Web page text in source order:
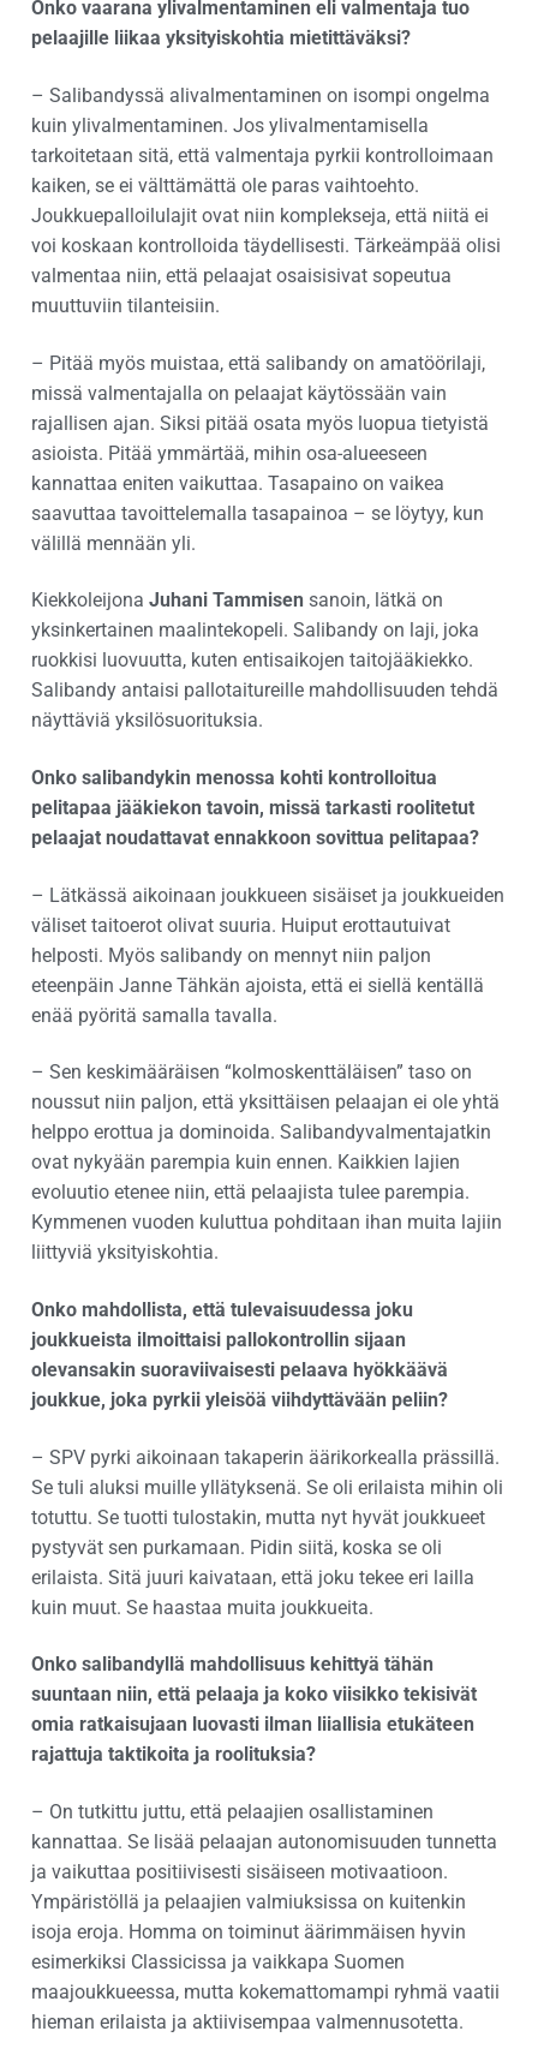
Onko vaarana ylivalmentaminen eli valmentaja tuo
pelaajille liikaa yksityiskohtia mietittäväksi?
– Salibandyssä alivalmentaminen on isompi ongelma
kuin ylivalmentaminen. Jos ylivalmentamisella
tarkoitetaan sitä, että valmentaja pyrkii kontrolloimaan
kaiken, se ei välttämättä ole paras vaihtoehto.
Joukkuepalloilulajit ovat niin komplekseja, että niitä ei
voi koskaan kontrolloida täydellisesti. Tärkeämpää olisi
valmentaa niin, että pelaajat osaisisivat sopeutua
muuttuviin tilanteisiin.
– Pitää myös muistaa, että salibandy on amatöörilaji,
missä valmentajalla on pelaajat käytössään vain
rajallisen ajan. Siksi pitää osata myös luopua tietyistä
asioista. Pitää ymmärtää, mihin osa-alueeseen
kannattaa eniten vaikuttaa. Tasapaino on vaikea
saavuttaa tavoittelemalla tasapainoa – se löytyy, kun
välillä mennään yli.
Kiekkoleijona Juhani Tammisen sanoin, lätkä on
yksinkertainen maalintekopeli. Salibandy on laji, joka
ruokkisi luovuutta, kuten entisaikojen taitojääkiekko.
Salibandy antaisi pallotaitureille mahdollisuuden tehdä
näyttäviä yksilösuorituksia.
Onko salibandykin menossa kohti kontrolloitua
pelitapaa jääkiekon tavoin, missä tarkasti roolitetut
pelaajat noudattavat ennakkoon sovittua pelitapaa?
– Lätkässä aikoinaan joukkueen sisäiset ja joukkueiden
väliset taitoerot olivat suuria. Huiput erottautuivat
helposti. Myös salibandy on mennyt niin paljon
eteenpäin Janne Tähkän ajoista, että ei siellä kentällä
enää pyöritä samalla tavalla.
– Sen keskimääräisen “kolmoskenttäläisen” taso on
noussut niin paljon, että yksittäisen pelaajan ei ole yhtä
helppo erottua ja dominoida. Salibandyvalmentajatkin
ovat nykyään parempia kuin ennen. Kaikkien lajien
evoluutio etenee niin, että pelaajista tulee parempia.
Kymmenen vuoden kuluttua pohditaan ihan muita lajiin
liittyviä yksityiskohtia.
Onko mahdollista, että tulevaisuudessa joku
joukkueista ilmoittaisi pallokontrollin sijaan
olevansakin suoraviivaisesti pelaava hyökkäävä
joukkue, joka pyrkii yleisöä viihdyttävään peliin?
– SPV pyrki aikoinaan takaperin äärikorkealla prässillä.
Se tuli aluksi muille yllätyksenä. Se oli erilaista mihin oli
totuttu. Se tuotti tulostakin, mutta nyt hyvät joukkueet
pystyvät sen purkamaan. Pidin siitä, koska se oli
erilaista. Sitä juuri kaivataan, että joku tekee eri lailla
kuin muut. Se haastaa muita joukkueita.
Onko salibandyllä mahdollisuus kehittyä tähän
suuntaan niin, että pelaaja ja koko viisikko tekisivät
omia ratkaisujaan luovasti ilman liiallisia etukäteen
rajattuja taktikoita ja roolituksia?
– On tutkittu juttu, että pelaajien osallistaminen
kannattaa. Se lisää pelaajan autonomisuuden tunnetta
ja vaikuttaa positiivisesti sisäiseen motivaatioon.
Ympäristöllä ja pelaajien valmiuksissa on kuitenkin
isoja eroja. Homma on toiminut äärimmäisen hyvin
esimerkiksi Classicissa ja vaikkapa Suomen
maajoukkueessa, mutta kokemattomampi ryhmä vaatii
hieman erilaista ja aktiivisempaa valmennusotetta.